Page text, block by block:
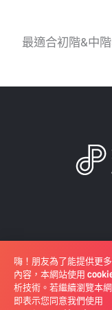
最適合初階&中
嗨！朋友為了能提供更
內容，本網站使用
析技術。若繼續瀏覽本網
即表示您同意我們使用